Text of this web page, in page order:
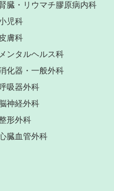
臓・リウマチ膠原病内科
児科
皮膚科
メンタルヘルス科
化器・一般外科
呼吸器外科
脳神経外科
形外科
臓血管外科